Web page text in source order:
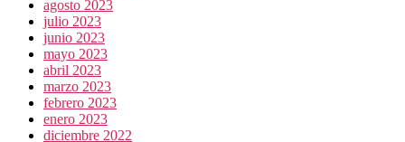
agosto 2023
julio 2023
junio 2023
mayo 2023
abril 2023
marzo 2023
febrero 2023
enero 2023
diciembre 2022